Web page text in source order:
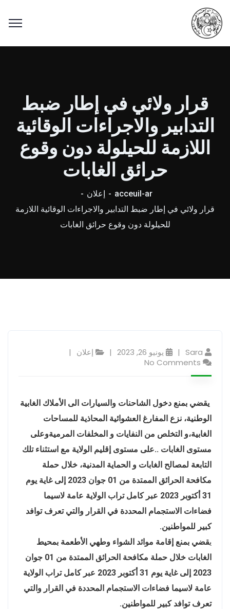
قرار ولائي في إطار ضبط
التدابير والاجراءات الوقائية
اللازمة للحيلولة دون وقوع
حرائق الغابات
acceuil-ar
إعلان
قرار ولائي في إطار ضبط التدابير والاجراءات الوقائية اللازمة
للحيلولة دون وقوع حرائق الغابات
Sara يونيو 26, 2023
إعلان
No Comments
يقضي بمنع دخول الشاحنات والسيارات الى الأملاك الغابية
الوطنية، نزع المفارغ العشوائية المحاذية للمساحات
الغابية،و التخلص من النفايات و المخلفات المرميةوعلى
مستوى الغابات ..على مستوى إقليم الولاية مع استثناء تلك
التابعة لمصالح الغابات و الحماية المدنية، خلال حملة
مكافحة الحرائق الممتدة من 01 جوان 2023 إلى غاية يوم
31 أكتوبر 2023 عبر كامل تراب الولاية عامة لاسيما
فضاءات الاستجمام المحددة في القرار والتي تعرف توافد
كبير للمواطنين.
يقضي بمنع إقامة موائد الشواء وطهي الأطعمة بمحيط
الغابات خلال حملة مكافحة الحرائق الممتدة من 01 جوان
2023 إلى غاية يوم 31 أكتوبر 2023 عبر كامل تراب الولاية
عامة لاسيما فضاءات الاستجمام المحددة في القرار والتي
تعرف توافد كبير للمواطنين.